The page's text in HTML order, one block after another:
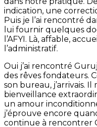
indication, une
Puis je l’ai rencontré
lui fournir quelques
l’AFYI. Là, affable,
l’administratif.
Oui j’ai rencontré
des rêves fondateurs.
son bureau, j’arrivais. Il
bienveillance
un amour
j’éprouve encore
continue à rencontrer